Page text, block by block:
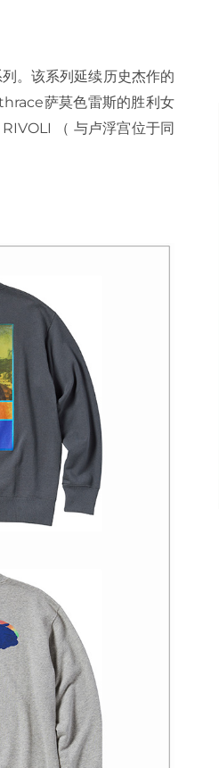
。该系列延续历史杰作的
萨莫色雷斯的胜利女
（ 与卢浮宫位于同